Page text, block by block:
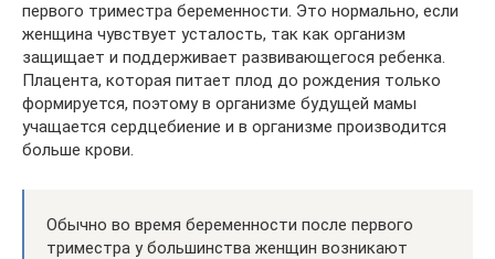
первого триместра беременности. Это нормально, если
женщина чувствует усталость, так как организм
защищает и поддерживает развивающегося ребенка.
Плацента, которая питает плод до рождения только
формируется, поэтому в организме будущей мамы
учащается сердцебиение и в организме производится
больше крови.
Обычно во время беременности после первого
триместра у большинства женщин возникают